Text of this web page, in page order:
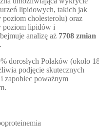
lipidowych, takich jak
cholesterolu) oraz
poziom lipidów i
analizę aż 7708 zmian
.
dorosłych Polaków (około
podjęcie skutecznych
zapobiec poważnym